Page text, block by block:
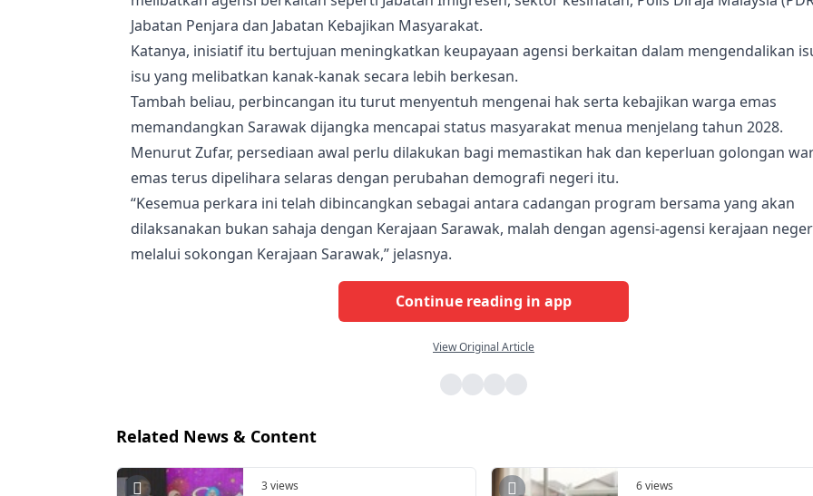
Jabatan Penjara dan Jabatan Kebajikan Masyarakat.
Katanya, inisiatif itu bertujuan meningkatkan keupayaan agensi berkaitan dalam mengendalikan
isu yang melibatkan kanak-kanak secara lebih berkesan.
Tambah beliau, perbincangan itu turut menyentuh mengenai hak serta kebajikan warga emas
memandangkan Sarawak dijangka mencapai status masyarakat menua menjelang tahun 2028.
Menurut Zufar, persediaan awal perlu dilakukan bagi memastikan hak dan keperluan golongan
emas terus dipelihara selaras dengan perubahan demografi negeri itu.
“Kesemua perkara ini telah dibincangkan sebagai antara cadangan program bersama yang akan
dilaksanakan bukan sahaja dengan Kerajaan Sarawak, malah dengan agensi-agensi kerajaan
melalui sokongan Kerajaan Sarawak,” jelasnya.
Continue reading in app
View Original Article
Related News & Content
3 views 6 views